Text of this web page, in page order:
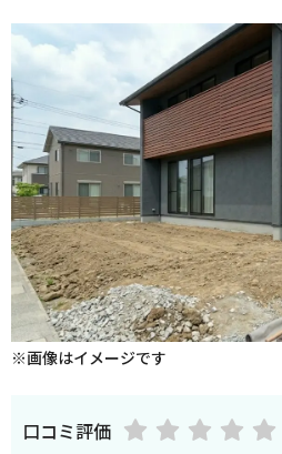
※画像はイメージです
口コミ評価